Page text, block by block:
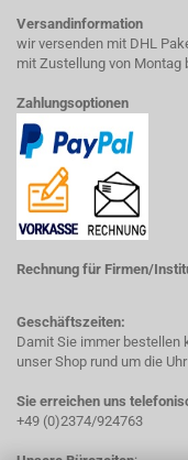
Versandinformation
wir versenden mit DHL
mit Zustellung von Montag
Zahlungsoptionen
Rechnung für Firmen/
Geschäftszeiten:
Damit Sie immer bestellen
unser Shop rund um die
Sie erreichen uns
+49 (0)2374/924763